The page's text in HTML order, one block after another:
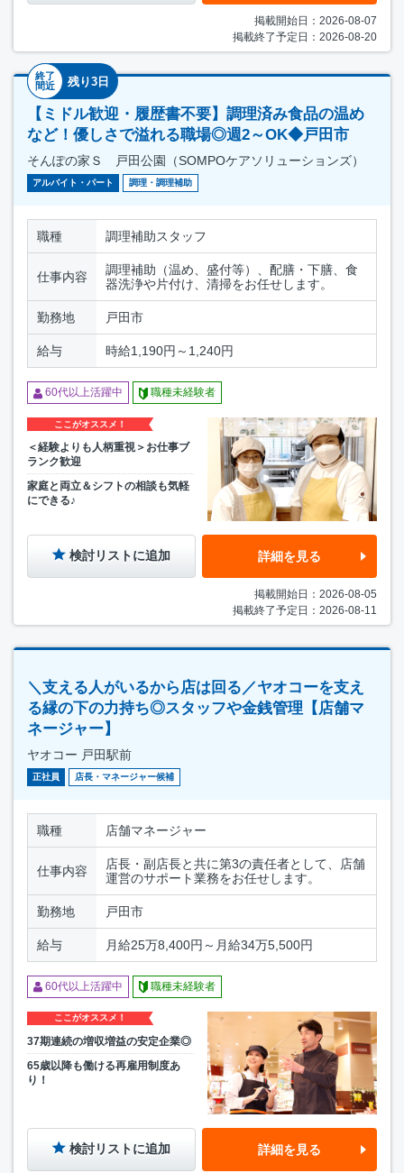
掲載開始日：2026-08-07
掲載終了予定日：2026-08-20
終了
間近
残り3日
【ミドル歓迎・履歴書不要】調理済み食品の温め
など！優しさで溢れる職場◎週2～OK◆戸田市
そんぽの家Ｓ 戸田公園（SOMPOケアソリューションズ）
アルバイト・パート 調理・調理補助
職種 調理補助スタッフ
仕事内容
調理補助（温め、盛付等）、配膳・下膳、食
器洗浄や片付け、清掃をお任せします。
勤務地 戸田市
給与 時給1,190円～1,240円
60代以上活躍中 職種未経験者
ここがオススメ！
＜経験よりも人柄重視＞お仕事ブ
ランク歓迎
家庭と両立＆シフトの相談も気軽
にできる♪
検討リストに追加 詳細を見る
掲載開始日：2026-08-05
掲載終了予定日：2026-08-11
＼支える人がいるから店は回る／ヤオコーを支え
る縁の下の力持ち◎スタッフや金銭管理【店舗マ
ネージャー】
ヤオコー 戸田駅前
正社員 店長・マネージャー候補
職種 店舗マネージャー
仕事内容
店長・副店長と共に第3の責任者として、店舗
運営のサポート業務をお任せします。
勤務地 戸田市
給与 月給25万8,400円～月給34万5,500円
60代以上活躍中 職種未経験者
ここがオススメ！
37期連続の増収増益の安定企業◎
65歳以降も働ける再雇用制度あ
り！
検討リストに追加 詳細を見る